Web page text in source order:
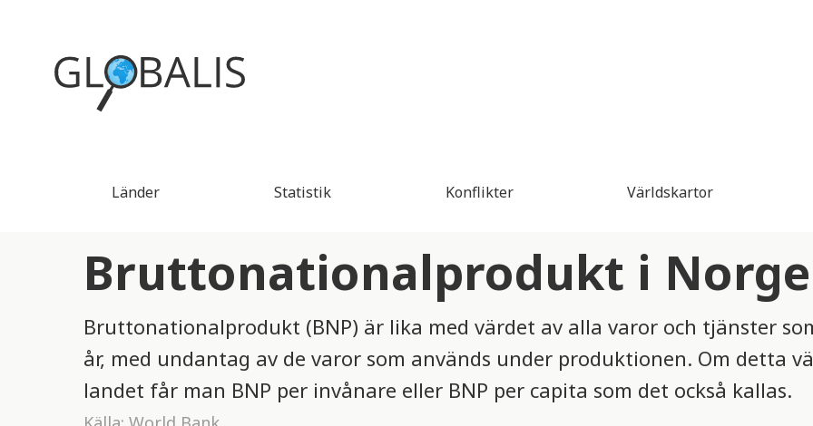
Länder Statistik Konflikter Världskartor
Bruttonationalprodukt i Norge
Bruttonationalprodukt (BNP) är lika med värdet av alla varor och tjänster
år, med undantag av de varor som används under produktionen. Om detta
landet får man BNP per invånare eller BNP per capita som det också kallas.